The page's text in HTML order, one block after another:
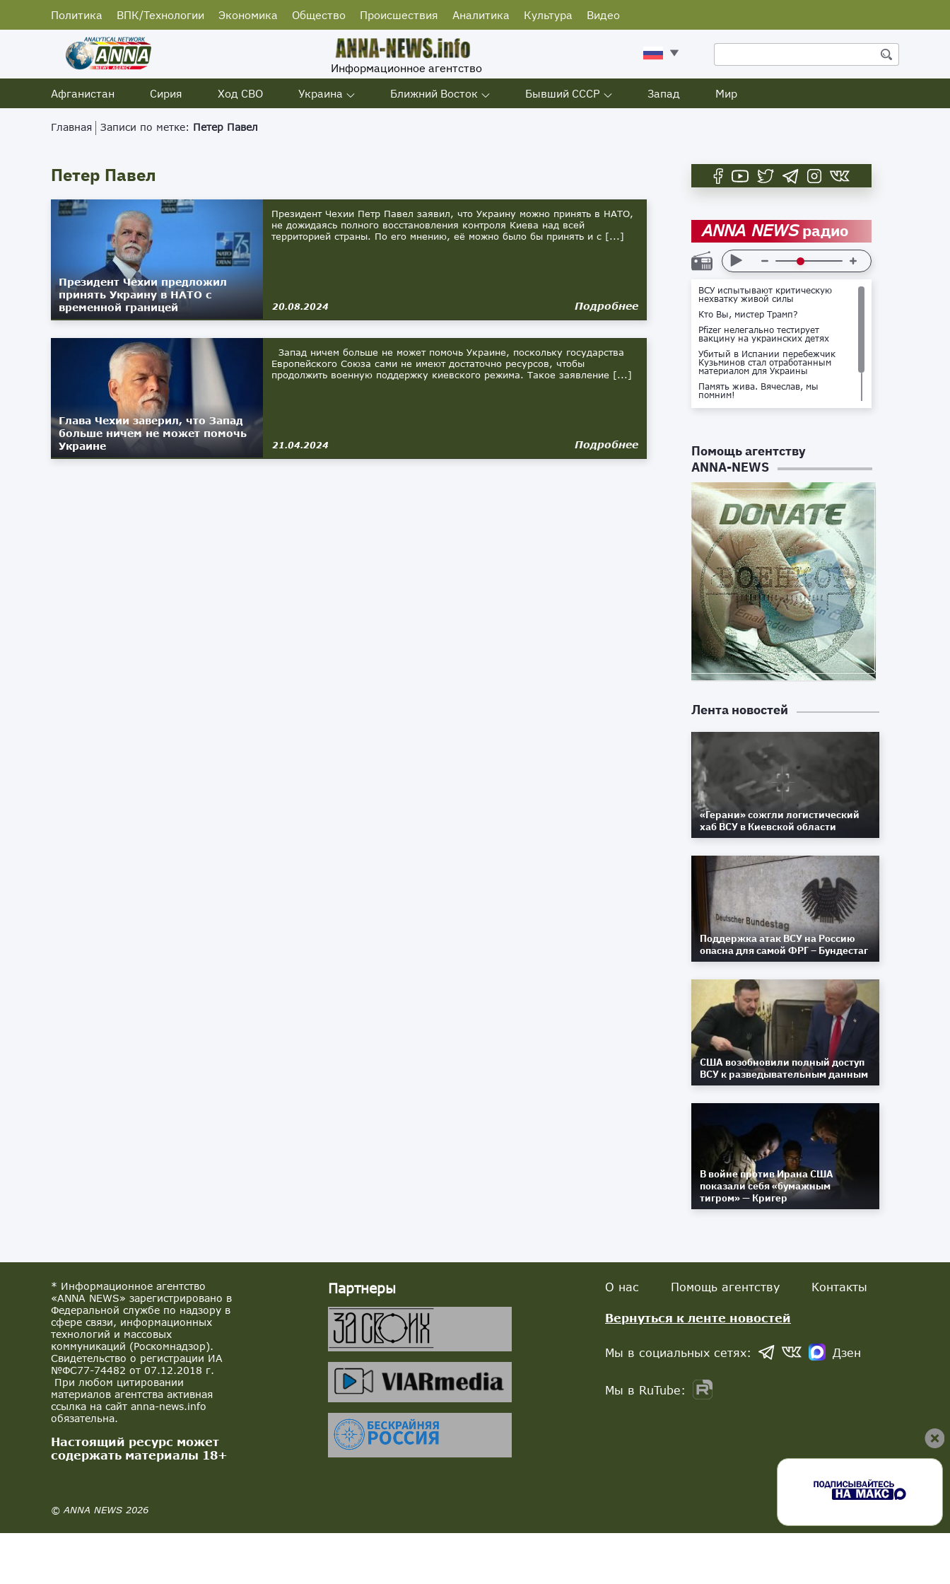
Политика ВПК/Технологии Экономика Общество Происшествия Аналитика Культура Видео
Информационное агентство
Афганистан
Сирия Ход СВО Украина Ближний Восток Бывший СССР Запад Мир
Главная Записи по метке: Петер Павел
Петер Павел
Президент Чехии предложил
принять Украину в НАТО с
временной границей
Президент Чехии Петр Павел заявил, что Украину можно принять в НАТО,
не дожидаясь полного восстановления контроля Киева над всей
территорией страны. По его мнению, её можно было бы принять и с [...]
20.08.2024 Подробнее
Глава Чехии заверил, что Запад
больше ничем не может помочь
Украине
Запад ничем больше не может помочь Украине, поскольку государства
Европейского Союза сами не имеют достаточно ресурсов, чтобы
продолжить военную поддержку киевского режима. Такое заявление [...]
21.04.2024 Подробнее
ANNA NEWSрадио
ВСУ испытывают критическую
нехватку живой силы
Кто Вы, мистер Трамп?
Pfizer нелегально тестирует
вакцину на украинских детях
Убитый в Испании перебежчик
Кузьминов стал отработанным
материалом для Украины
Память жива. Вячеслав, мы
помним!
Не доставайся ты никому!
Помощь агентству
ANNA-NEWS
Лента новостей
«Герани» сожгли логистический
хаб ВСУ в Киевской области
Поддержка атак ВСУ на Россию
опасна для самой ФРГ – Бундестаг
США возобновили полный доступ
ВСУ к разведывательным данным
В войне против Ирана США
показали себя «бумажным
тигром» — Кригер
* Информационное агентство
«ANNA NEWS» зарегистрировано в
Федеральной службе по надзору в
сфере связи, информационных
технологий и массовых
коммуникаций (Роскомнадзор).
Свидетельство о регистрации ИА
№ФС77-74482 от 07.12.2018 г.
При любом цитировании
материалов агентства активная
ссылка на сайт anna-news.info
обязательна.
Настоящий ресурс может
содержать материалы 18+
© ANNA NEWS 2026
Партнеры О нас Помощь агентству Контакты
Вернуться к ленте новостей
Мы в социальных сетях: Дзен
Мы в RuTube: